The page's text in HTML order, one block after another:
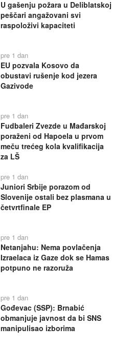
U gašenju požara u Deliblatskoj
peščari angažovani svi
raspoloživi kapaciteti
pre 1 dan
EU pozvala Kosovo da
obustavi rušenje kod jezera
Gazivode
pre 1 dan
Fudbaleri Zvezde u Mađarskoj
poraženi od Hapoela u prvom
meču trećeg kola kvalifikacija
za LŠ
pre 1 dan
Juniori Srbije porazom od
Slovenije ostali bez plasmana u
četvrtfinale EP
pre 1 dan
Netanjahu: Nema povlačenja
Izraelaca iz Gaze dok se Hamas
potpuno ne razoruža
pre 1 dan
Gođevac (SSP): Brnabić
obmanjuje javnost da bi SNS
manipulisao izborima